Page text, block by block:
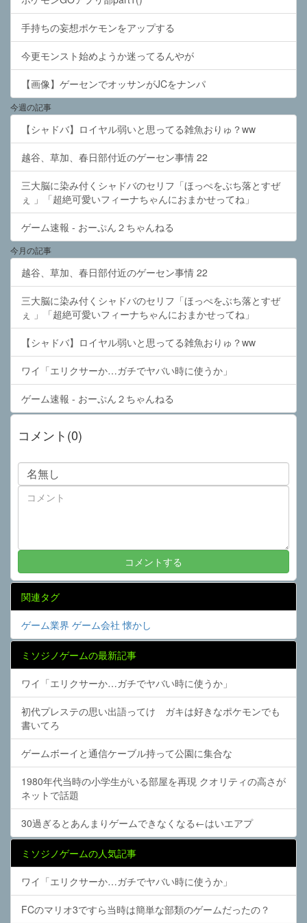
手持ちの妄想ポケモンをアップする
今更モンスト始めようか迷ってるんやが
【画像】ゲーセンでオッサンがJCをナンパ
今週の記事
【シャドバ】ロイヤル弱いと思ってる雑魚おりゅ？ww
越谷、草加、春日部付近のゲーセン事情 22
三大脳に染み付くシャドバのセリフ「ほっぺをぶち落とすぜ
ぇ 」「超絶可愛いフィーナちゃんにおまかせってね」
ゲーム速報 - おーぷん２ちゃんねる
今月の記事
越谷、草加、春日部付近のゲーセン事情 22
三大脳に染み付くシャドバのセリフ「ほっぺをぶち落とすぜ
ぇ 」「超絶可愛いフィーナちゃんにおまかせってね」
【シャドバ】ロイヤル弱いと思ってる雑魚おりゅ？ww
ワイ「エリクサーか…ガチでヤバい時に使うか」
ゲーム速報 - おーぷん２ちゃんねる
コメント(0)
関連タグ
ゲーム業界 ゲーム会社 懐かし
ミソジノゲームの最新記事
ワイ「エリクサーか…ガチでヤバい時に使うか」
初代プレステの思い出語ってけ ガキは好きなポケモンでも
書いてろ
ゲームボーイと通信ケーブル持って公園に集合な
1980年代当時の小学生がいる部屋を再現 クオリティの高さが
ネットで話題
30過ぎるとあんまりゲームできなくなる←はいエアプ
ミソジノゲームの人気記事
ワイ「エリクサーか…ガチでヤバい時に使うか」
FCのマリオ3ですら当時は簡単な部類のゲームだったの？